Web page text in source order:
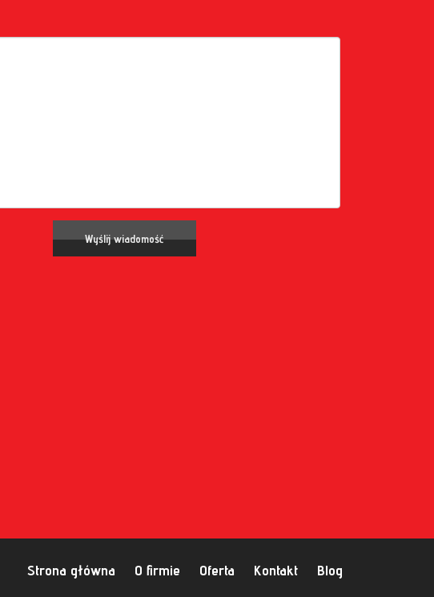
Strona główna O firmie Oferta Kontakt Blog